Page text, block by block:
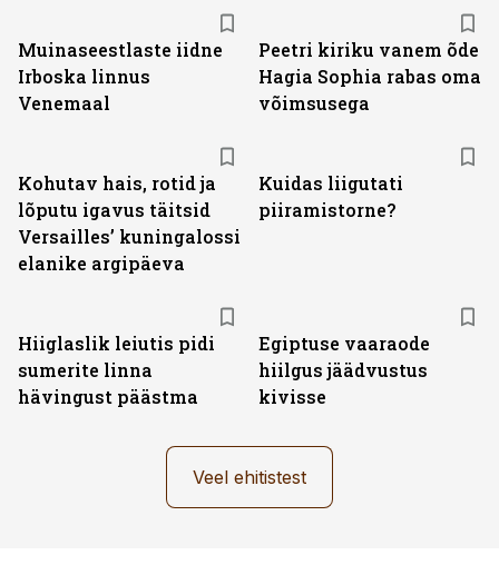
Muinaseestlaste iidne
Irboska linnus
Venemaal
Peetri kiriku vanem õde
Hagia Sophia rabas oma
võimsusega
Kohutav hais, rotid ja
lõputu igavus täitsid
Versailles’ kuningalossi
elanike argipäeva
Kuidas liigutati
piiramistorne?
Hiiglaslik leiutis pidi
sumerite linna
hävingust päästma
Egiptuse vaaraode
hiilgus jäädvustus
kivisse
Veel ehitistest